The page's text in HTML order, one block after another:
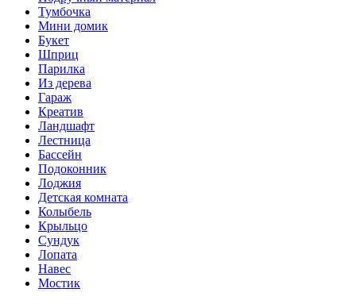
Тумбочка
Мини домик
Букет
Шприц
Парилка
Из дерева
Гараж
Креатив
Ландшафт
Лестница
Бассейн
Подоконник
Лоджия
Детская комната
Колыбель
Крыльцо
Сундук
Лопата
Навес
Мостик